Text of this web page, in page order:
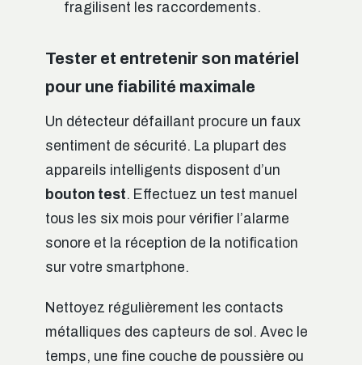
fragilisent les raccordements.
Tester et entretenir son matériel
pour une fiabilité maximale
Un détecteur défaillant procure un faux
sentiment de sécurité. La plupart des
appareils intelligents disposent d’un
bouton test. Effectuez un test manuel
tous les six mois pour vérifier l’alarme
sonore et la réception de la notification
sur votre smartphone.
Nettoyez régulièrement les contacts
métalliques des capteurs de sol. Avec le
temps, une fine couche de poussière ou